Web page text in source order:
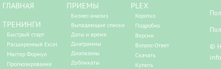
ГЛАВНАЯ
ТРЕНИНГИ
Быстрый старт
Расширенный Excel
Мастер Формул
Прогнозирование
ПРИЕМЫ
Бизнес-анализ
Выпадающие списки
Даты и время
Диаграммы
Диапазоны
Дубликаты
PLEX
Коротко
Подробно
Версии
Вопрос-Ответ
Скачать
Купить
©